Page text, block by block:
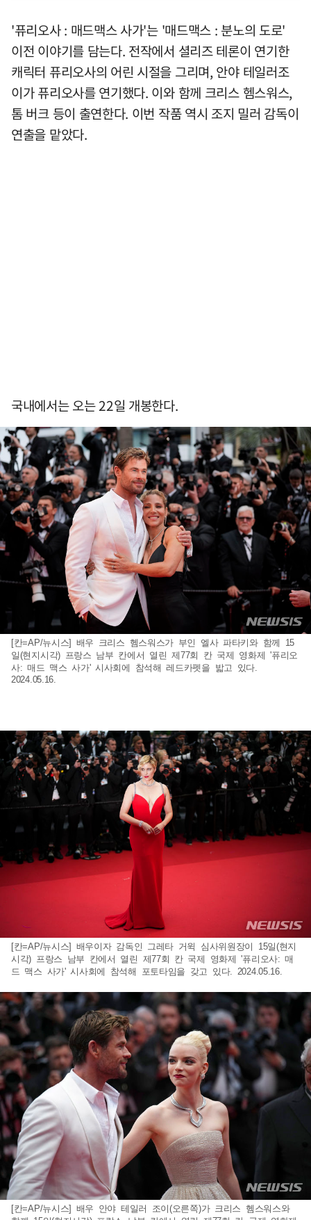
'퓨리오사 : 매드맥스 사가'는 '매드맥스 : 분노의 도로'
이전 이야기를 담는다. 전작에서 셜리즈 테론이 연기한
캐릭터 퓨리오사의 어린 시절을 그리며, 안야 테일러조
이가 퓨리오사를 연기했다. 이와 함께 크리스 헴스워스,
톰 버크 등이 출연한다. 이번 작품 역시 조지 밀러 감독이
연출을 맡았다.
국내에서는 오는 22일 개봉한다.
[칸=AP/뉴시스] 배우 크리스 헴스워스가 부인 엘사 파타키와 함께 15
일(현지시각) 프랑스 남부 칸에서 열린 제77회 칸 국제 영화제 '퓨리오
사: 매드 맥스 사가' 시사회에 참석해 레드카펫을 밟고 있다.
2024.05.16.
[칸=AP/뉴시스] 배우이자 감독인 그레타 거윅 심사위원장이 15일(현지
시각) 프랑스 남부 칸에서 열린 제77회 칸 국제 영화제 '퓨리오사: 매
드 맥스 사가' 시사회에 참석해 포토타임을 갖고 있다. 2024.05.16.
[칸=AP/뉴시스] 배우 안야 테일러 조이(오른쪽)가 크리스 헴스워스와